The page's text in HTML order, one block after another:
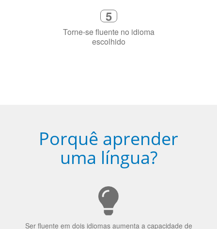
Torne-se fluente no idioma
escolhido
uma língua?
Ser fluente em dois idiomas aumenta a capacidade de
concentração de uma pessoa.